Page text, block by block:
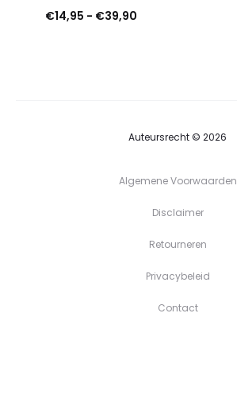
€14,95 - €39,90Prijsklasse:
Auteursrecht © 2026
Algemene Voorwaarden
Disclaimer
Retourneren
Privacybeleid
Contact